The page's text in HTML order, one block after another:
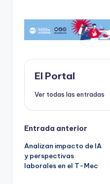
c
e
b
o
o
k
st
o
d
o
n
ai
l
El Portal
Ver todas las entradas
Navegación
de
entradas
Entrada anterior
Analizan impacto de IA
y perspectivas
laborales en el T-Mec